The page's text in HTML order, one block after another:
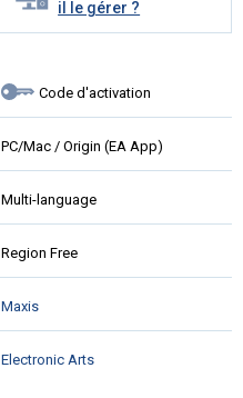
il le gérer ?
Code d'activation
PC/Mac / Origin (EA App)
Multi-language
Region Free
Maxis
Electronic Arts